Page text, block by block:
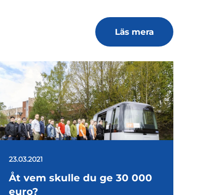
Läs mera
23.03.2021
Åt vem skulle du ge 30 000
euro?